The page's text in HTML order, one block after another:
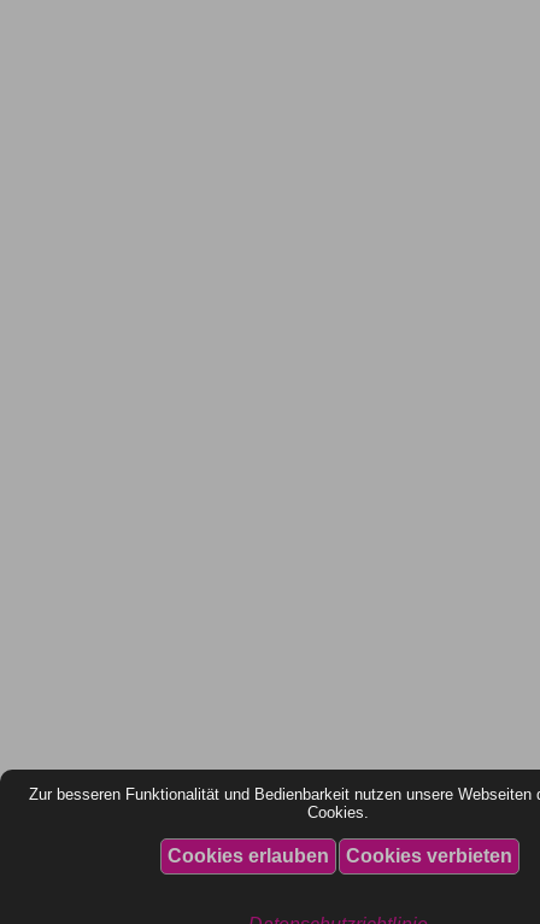
Zur besseren Funktionalität und Bedienbarkeit nutzen unsere Webseiten
Cookies.